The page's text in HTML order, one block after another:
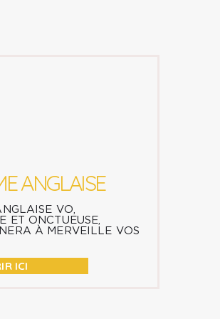
ANGLAISE
VO,
ET ONCTUEUSE,
À MERVEILLE VOS
ICI